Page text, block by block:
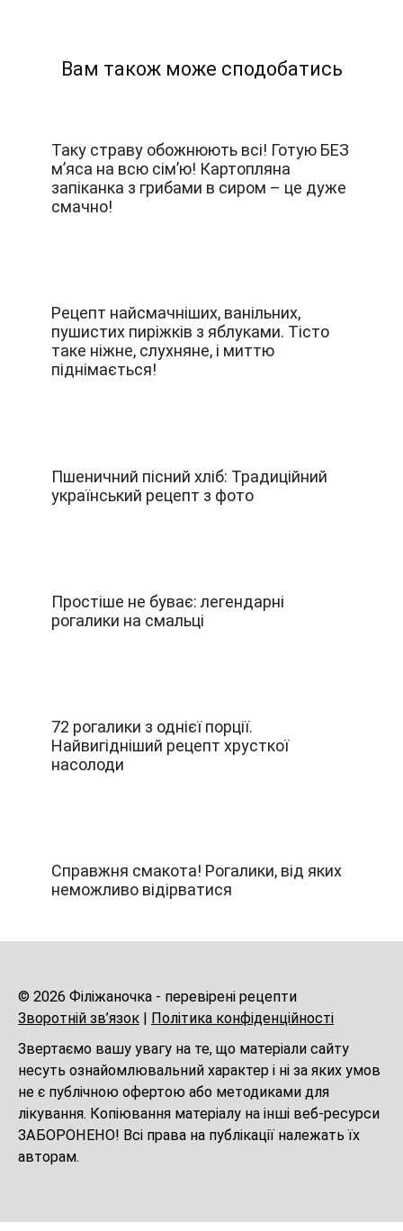
Вам також може сподобатись
Таку страву обожнюють всі! Готую БЕЗ
м’яса на всю сім’ю! Картопляна
запіканка з грибами в сиром – це дуже
смачно!
Рецепт найсмачніших, ванільних,
пушистих пиріжків з яблуками. Тісто
таке ніжне, слухняне, і миттю
піднімається!
Пшеничний пісний хліб: Традиційний
український рецепт з фото
Простіше не буває: легендарні
рогалики на смальці
72 рогалики з однієї порції.
Найвигідніший рецепт хрусткої
насолоди
Справжня смакота! Рогалики, від яких
неможливо відірватися
© 2026 Філіжаночка - перевірені рецепти
Зворотній зв’язок | Політика конфіденційності
Звертаємо вашу увагу на те, що матеріали сайту
несуть ознайомлювальний характер і ні за яких умов
не є публічною офертою або методиками для
лікування. Копіювання матеріалу на інші веб-ресурси
ЗАБОРОНЕНО! Всі права на публікації належать їх
авторам.